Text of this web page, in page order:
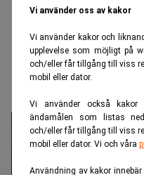
Vi använder oss av kakor
Vi använder kakor och
upplevelse som möjligt på
och/eller får tillgång till viss
mobil eller dator.
Vi använder också
ändamålen som listas
och/eller får tillgång till viss
mobil eller dator. Vi och våra
Användning av kakor